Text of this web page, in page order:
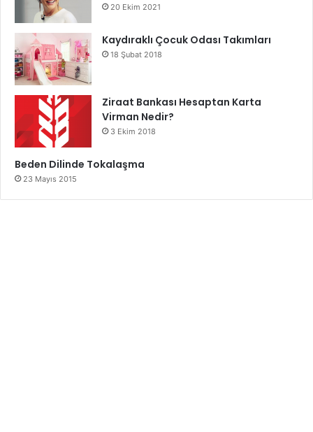
20 Ekim 2021
Kaydıraklı Çocuk Odası Takımları
18 Şubat 2018
Ziraat Bankası Hesaptan Karta
Virman Nedir?
3 Ekim 2018
Beden Dilinde Tokalaşma
23 Mayıs 2015